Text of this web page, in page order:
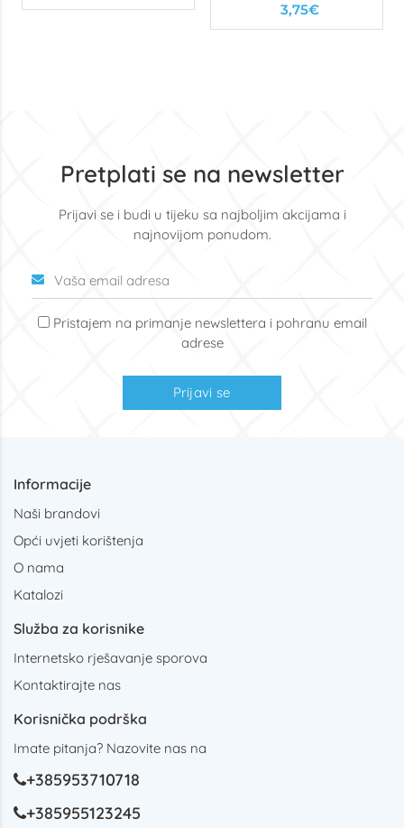
3,75€
Pretplati se na newsletter
Prijavi se i budi u tijeku sa najboljim akcijama i
najnovijom ponudom.
Pristajem na primanje newslettera i pohranu email
adrese
Prijavi se
Informacije
Naši brandovi
Opći uvjeti korištenja
O nama
Katalozi
Služba za korisnike
Internetsko rješavanje sporova
Kontaktirajte nas
Korisnička podrška
Imate pitanja? Nazovite nas na
+385953710718
+385955123245